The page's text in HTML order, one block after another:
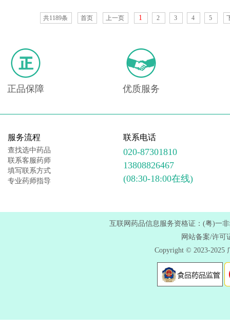
共1189条 首页 上一页 1 2 3 4 5
正品保障 优质服务
服务流程
查找选中药品
联系客服药师
填写联系方式
专业药师指导
联系电话
020-87301810
13808826467
(08:30-18:00在线)
互联网药品信息服务资格证：(粤)一
网站备案/许可
Copyright © 2023-